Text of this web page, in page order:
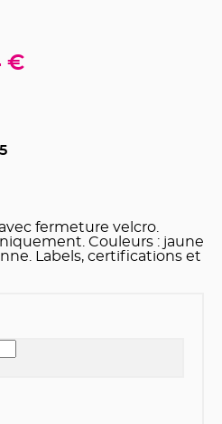
€
fermeture velcro.
Couleurs : jaune
Labels, certifications et